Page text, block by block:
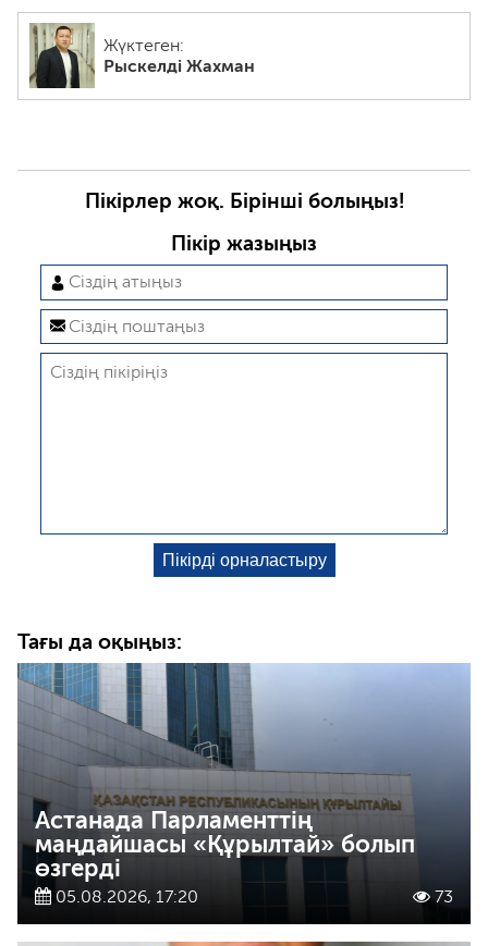
Жүктеген:
Рыскелді Жахман
Пікірлер жоқ. Бірінші болыңыз!
Пікір жазыңыз
Тағы да оқыңыз:
Астанада Парламенттің
маңдайшасы «Құрылтай» болып
өзгерді
05.08.2026, 17:20 73